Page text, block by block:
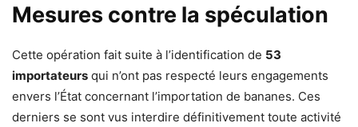
Mesures contre la spéculation
Cette opération fait suite à l’identification de 53
importateurs qui n’ont pas respecté leurs engagements
envers l’État concernant l’importation de bananes. Ces
derniers se sont vus interdire définitivement toute activité